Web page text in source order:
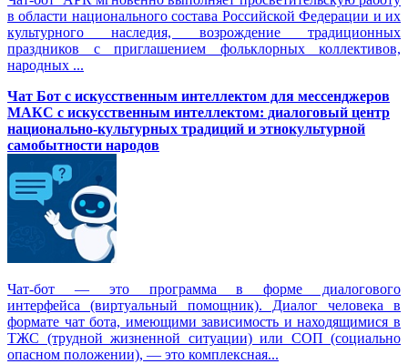
в области национального состава Российской Федерации и их
культурного наследия, возрождение традиционных
праздников с приглашением фольклорных коллективов,
народных ...
Чат Бот с искусственным интеллектом для мессенджеров
МАКС с искусственным интеллектом: диалоговый центр
национально-культурных традиций и этнокультурной
самобытности народов
Чат-бот — это программа в форме диалогового
интерфейса (виртуальный помощник). Диалог человека в
формате чат бота, имеющими зависимость и находящимися в
ТЖС (трудной жизненной ситуации) или СОП (социально
опасном положении), — это комплексная...